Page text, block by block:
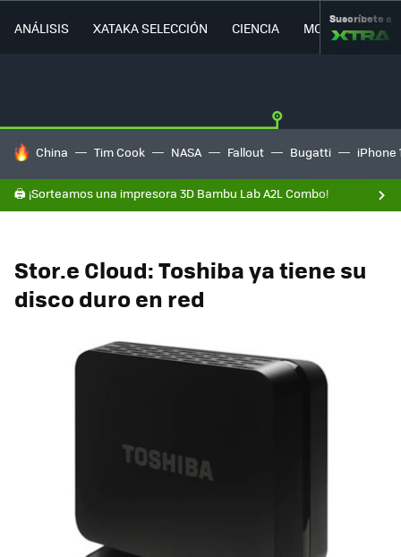
ANÁLISIS XATAKA SELECCIÓN CIENCIA MOVILIDAD
Suscríbete a
HOY SE HABLA DE
China Tim Cook NASA Fallout Bugatti iPhone
🖨️ ¡Sorteamos una impresora 3D Bambu Lab A2L Combo!
Stor.e Cloud: Toshiba ya tiene su
disco duro en red